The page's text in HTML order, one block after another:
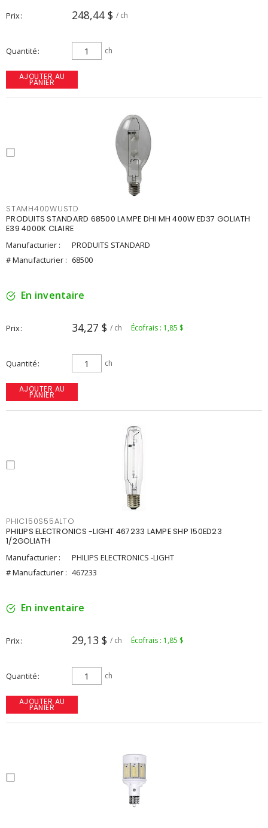
Prix 248,44 $ / ch
Quantité ch
AJOUTER AU
PANIER
STAMH400WUSTD
PRODUITS STANDARD 68500 LAMPE DHI MH 400W ED37 GOLIATH
E39 4000K CLAIRE
Manufacturier :
PRODUITS STANDARD
# Manufacturier : 68500
En inventaire
Prix 34,27 $ / ch Écofrais : 1,85 $
Quantité ch
AJOUTER AU
PANIER
PHIC150S55ALTO
PHILIPS ELECTRONICS -LIGHT 467233 LAMPE SHP 150ED23
1/2GOLIATH
Manufacturier :
PHILIPS ELECTRONICS -LIGHT
# Manufacturier : 467233
En inventaire
Prix 29,13 $ / ch Écofrais : 1,85 $
Quantité ch
AJOUTER AU
PANIER